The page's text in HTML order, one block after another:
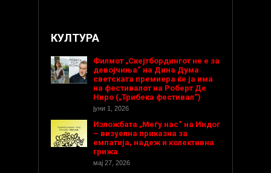
КУЛТУРА
Филмот „Скејтбордингот не е за
девојчиња“ на Дина Дума
светската премиера ќе ја има
на фестивалот на Роберт Де
Ниро („Трибека фестивал“)
јуни 1, 2026
Изложбата „Меѓу нас“ на Индог
– визуелна приказна за
емпатија, надеж и колективна
грижа
мај 27, 2026